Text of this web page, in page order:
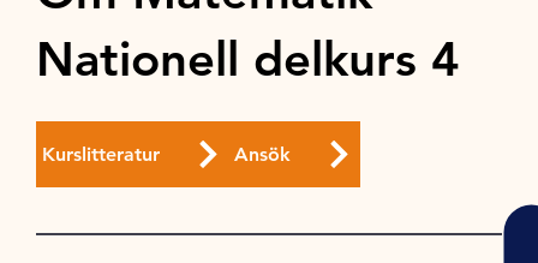
Nationell delkurs 4
Kurslitteratur Ansök